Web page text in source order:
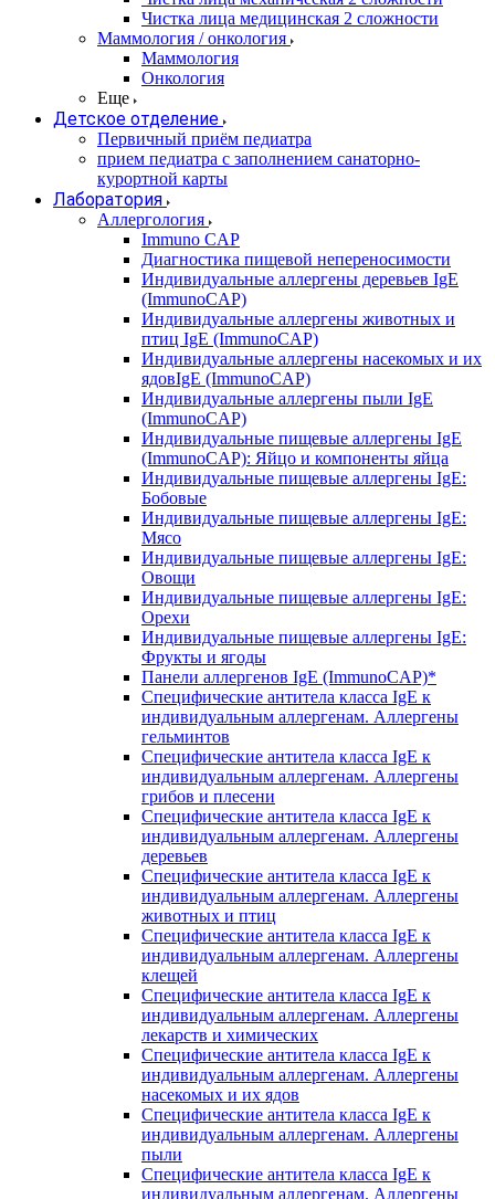
Чистка лица медицинская 2 сложности
Маммология / онкология
Маммология
Онкология
Еще
Детское отделение
Первичный приём педиатра
прием педиатра с заполнением санаторно-
курортной карты
Лаборатория
Аллергология
Immuno CAP
Диагностика пищевой непереносимости
Индивидуальные аллергены деревьев IgE
(ImmunoCAP)
Индивидуальные аллергены животных и
птиц IgE (ImmunoCAP)
Индивидуальные аллергены насекомых и их
ядовIgE (ImmunoCAP)
Индивидуальные аллергены пыли IgE
(ImmunoCAP)
Индивидуальные пищевые аллергены IgE
(ImmunoCAP): Яйцо и компоненты яйца
Индивидуальные пищевые аллергены IgE:
Бобовые
Индивидуальные пищевые аллергены IgE:
Мясо
Индивидуальные пищевые аллергены IgE:
Овощи
Индивидуальные пищевые аллергены IgE:
Орехи
Индивидуальные пищевые аллергены IgE:
Фрукты и ягоды
Панели аллергенов IgE (ImmunoCAP)*
Специфические антитела класса IgE к
индивидуальным аллергенам. Аллергены
гельминтов
Специфические антитела класса IgE к
индивидуальным аллергенам. Аллергены
грибов и плесени
Специфические антитела класса IgE к
индивидуальным аллергенам. Аллергены
деревьев
Специфические антитела класса IgE к
индивидуальным аллергенам. Аллергены
животных и птиц
Специфические антитела класса IgE к
индивидуальным аллергенам. Аллергены
клещей
Специфические антитела класса IgE к
индивидуальным аллергенам. Аллергены
лекарств и химических
Специфические антитела класса IgE к
индивидуальным аллергенам. Аллергены
насекомых и их ядов
Специфические антитела класса IgE к
индивидуальным аллергенам. Аллергены
пыли
Специфические антитела класса IgE к
индивидуальным аллергенам. Аллергены